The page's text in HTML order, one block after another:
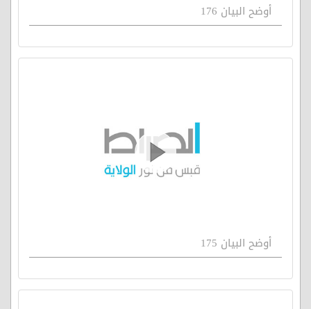
أوضح البيان 176
أوضح البيان 175